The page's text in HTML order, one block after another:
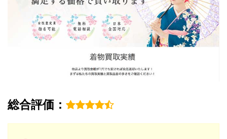
総合評価：